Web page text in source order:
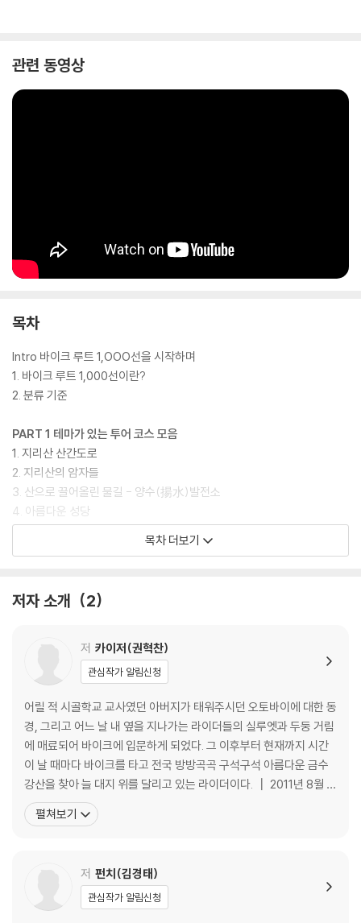
관련 동영상
목차
Intro 바이크 루트 1,OOO선을 시작하며
1. 바이크 루트 1,000선이란?
2. 분류 기준
PART 1 테마가 있는 투어 코스 모음
1. 지리산 산간도로
2. 지리산의 암자들
3. 산으로 끌어올린 물길 - 양수(揚水)발전소
4. 아름다운 성당
5. 굽잇길을 올라 만나는 사찰
9. 세계문화유산 - 한국의 서원
11. 세계문화유산 - 백제역사유적지구
12. 패러글라이딩 활공장
13. 바이크로 올라가는 산
14. 민족의 정기 - 소나무
15. 눈부신 노랑의 향연 - 은행나무
16. 천년의 향기 - 향나무
17. 남한강변의 폐사지(廢寺址)들
PART 2 권역별 묶음 투어 코스
① 강원도 권역
3. 동강(東江) 굽잇길
4. 오장폭포 / 구미정 / 월루길
목차 더보기
저자 소개 2
저 카이저(권혁찬)
관심작가 알림신청
어릴 적 시골학교 교사였던 아버지가 태워주시던 오토바이에 대한 동
경, 그리고 어느 날 내 옆을 지나가는 라이더들의 실루엣과 두둥 거림
에 매료되어 바이크에 입문하게 되었다. 그 이후부터 현재까지 시간
이 날 때마다 바이크를 타고 전국 방방곡곡 구석구석 아름다운 금수
강산을 찾아 늘 대지 위를 달리고 있는 라이더이다. ┃ 2011년 8월 모
터사이클 동호회 더할리클럽 창단 및 카페지기 역임 ┃ 2013년 강원
도 9개령 당일 투어 기획 및 진행 ┃ 2014년 대흑산도 개척 투어 ┃
펼쳐보기
저 펀치(김경태)
관심작가 알림신청